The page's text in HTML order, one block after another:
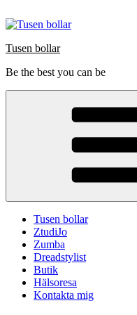
till
Tusen bollar
Be the best you can be
Tusen bollar
ZtudiJo
Zumba
Dreadstylist
Butik
Hälsoresa
Kontakta mig